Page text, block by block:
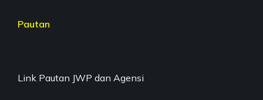
Pautan
Link Pautan JWP dan Agensi